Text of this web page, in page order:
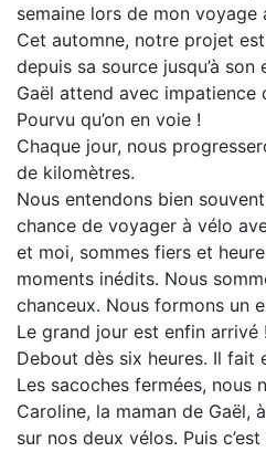
semaine lors de mon voyage
Cet automne, notre projet
depuis sa source jusqu’à
Gaël attend avec impatience
Pourvu qu’on en voie !
Chaque jour, nous
de kilomètres.
Nous entendons bien
chance de voyager à vélo
et moi, sommes fiers et
moments inédits. Nous
chanceux. Nous formons un
Le grand jour est enfin arrivé !
Debout dès six heures. Il fait
Les sacoches fermées, nous
Caroline, la maman de Gaël,
sur nos deux vélos. Puis